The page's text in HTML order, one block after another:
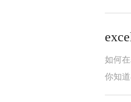
如何
你知